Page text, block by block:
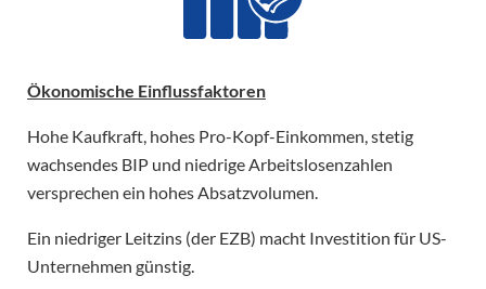
Ökonomische Einflussfaktoren
Hohe Kaufkraft, hohes Pro-Kopf-Einkommen, stetig
wachsendes BIP und niedrige Arbeitslosenzahlen
versprechen ein hohes Absatzvolumen.
Ein niedriger Leitzins (der EZB) macht Investition für US-
Unternehmen günstig.